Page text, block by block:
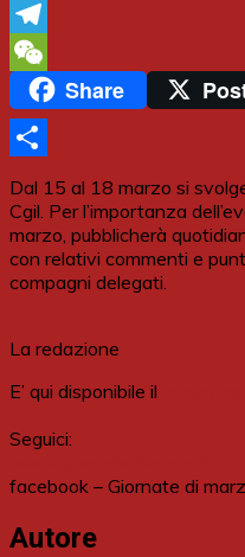
Facebook
Telegram
WeChatShare
Share
Dal 15 al 18 marzo si
Cgil. Per l’importanza
marzo, pubblicherà
con relativi commenti e
compagni delegati.
La redazione
E’ qui disponibile il
Seguici:
facebook – Giornate di
Autore